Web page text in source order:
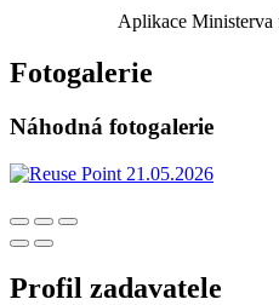
Aplikace
Fotogalerie
Náhodná fotogalerie
Profil zadavatele